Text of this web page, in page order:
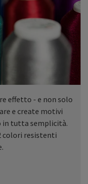
effetto - e non solo
e create motivi
in tutta semplicità.
colori resistenti